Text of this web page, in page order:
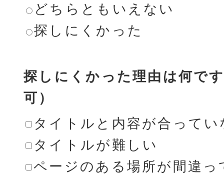
どちらともいえない
探しにくかった
探しにくかった理由は何で
可）
タイトルと内容が合ってい
タイトルが難しい
ページのある場所が間違っ